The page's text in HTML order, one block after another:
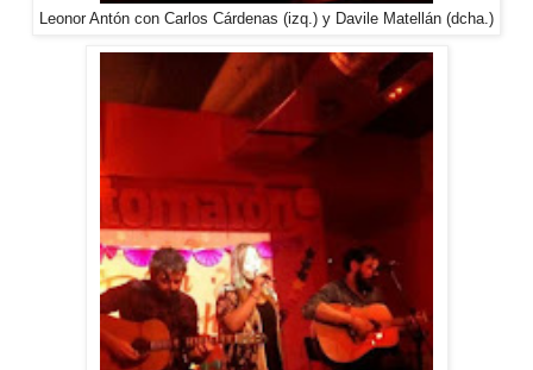
Leonor Antón con Carlos Cárdenas (izq.) y Davile Matellán (dcha.)